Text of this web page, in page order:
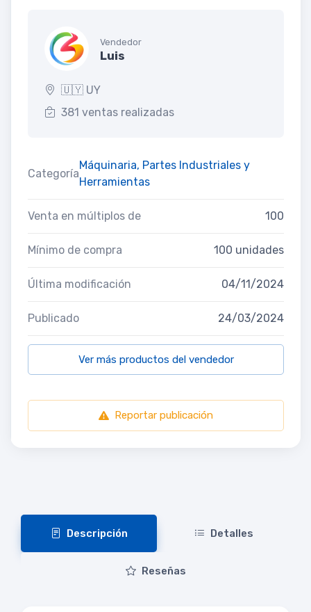
Vendedor
Luis
🇺🇾 UY
381 ventas realizadas
Categoría
Máquinaria, Partes Industriales y
Herramientas
Venta en múltiplos de 100
Mínimo de compra 100 unidades
Última modificación 04/11/2024
Publicado 24/03/2024
Ver más productos del vendedor
Reportar publicación
Descripción Detalles
Reseñas